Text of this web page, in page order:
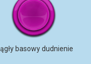
basowy dudnienie